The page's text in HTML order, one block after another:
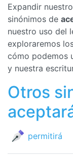
Expandir
sinónimos de
nuestro uso del
exploraremos
cómo podemos
y nuestra
Otros
permitirá